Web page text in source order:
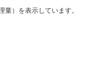
）を表示しています。